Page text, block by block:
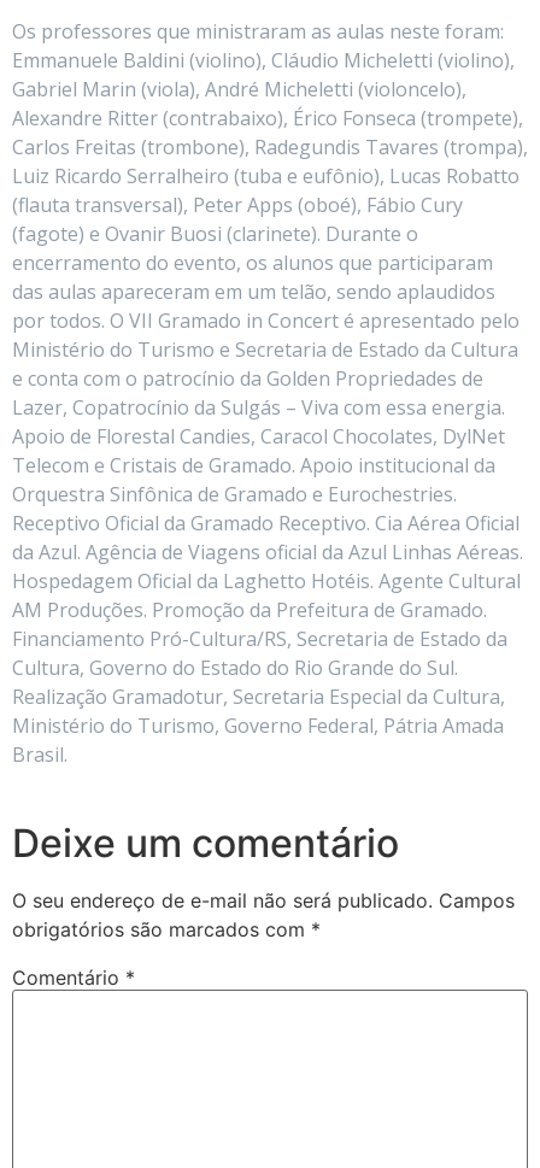
Os professores que ministraram as aulas neste foram:
Emmanuele Baldini (violino), Cláudio Micheletti (violino),
Gabriel Marin (viola), André Micheletti (violoncelo),
Alexandre Ritter (contrabaixo), Érico Fonseca (trompete),
Carlos Freitas (trombone), Radegundis Tavares (trompa),
Luiz Ricardo Serralheiro (tuba e eufônio), Lucas Robatto
(flauta transversal), Peter Apps (oboé), Fábio Cury
(fagote) e Ovanir Buosi (clarinete). Durante o
encerramento do evento, os alunos que participaram
das aulas apareceram em um telão, sendo aplaudidos
por todos. O VII Gramado in Concert é apresentado pelo
Ministério do Turismo e Secretaria de Estado da Cultura
e conta com o patrocínio da Golden Propriedades de
Lazer, Copatrocínio da Sulgás – Viva com essa energia.
Apoio de Florestal Candies, Caracol Chocolates, DylNet
Telecom e Cristais de Gramado. Apoio institucional da
Orquestra Sinfônica de Gramado e Eurochestries.
Receptivo Oficial da Gramado Receptivo. Cia Aérea Oficial
da Azul. Agência de Viagens oficial da Azul Linhas Aéreas.
Hospedagem Oficial da Laghetto Hotéis. Agente Cultural
AM Produções. Promoção da Prefeitura de Gramado.
Financiamento Pró-Cultura/RS, Secretaria de Estado da
Cultura, Governo do Estado do Rio Grande do Sul.
Realização Gramadotur, Secretaria Especial da Cultura,
Ministério do Turismo, Governo Federal, Pátria Amada
Brasil.
Deixe um comentário
O seu endereço de e-mail não será publicado. Campos
obrigatórios são marcados com *
Comentário *